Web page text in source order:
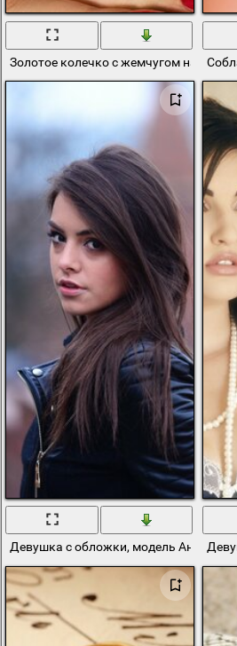
Золотое колечко с жемчугом на руке
Девушка с обложки, модель Анита